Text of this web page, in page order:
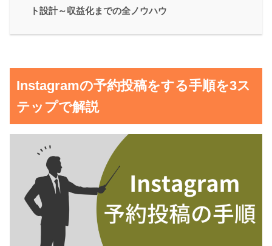
ト設計～収益化までの全ノウハウ
Instagramの予約投稿をする手順を3ス
テップで解説